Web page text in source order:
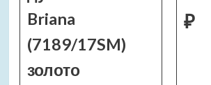
Briana
(7189/17SM)
золото
₽